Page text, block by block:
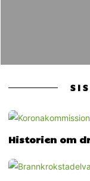
Historien om